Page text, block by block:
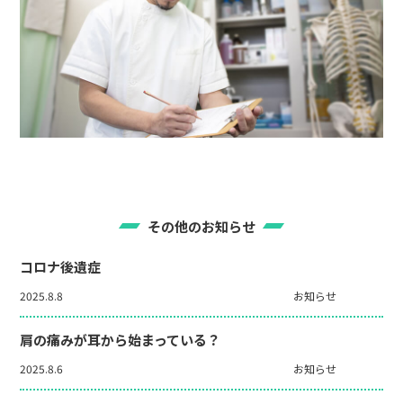
その他のお知らせ
コロナ後遺症
2025.8.8 お知らせ
肩の痛みが耳から始まっている？
2025.8.6 お知らせ